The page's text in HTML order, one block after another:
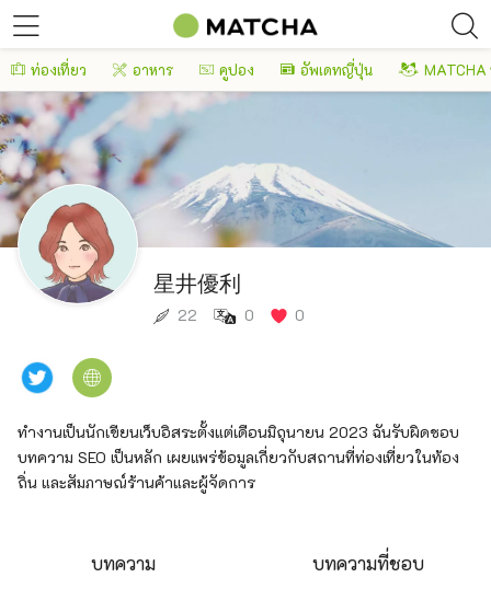
ท่องเที่ยว อาหาร คูปอง อัพเดทญี่ปุ่น
星井優利
22 0 0
ทำงานเป็นนักเขียนเว็บอิสระตั้งแต่เดือนมิถุนายน 2023 ฉันรับผิดชอบ
บทความ SEO เป็นหลัก เผยแพร่ข้อมูลเกี่ยวกับสถานที่ท่องเที่ยวในท้อง
ถิ่น และสัมภาษณ์ร้านค้าและผู้จัดการ
บทความ บทความที่ชอบ